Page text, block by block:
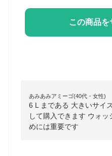
この商品
あみあみアミーゴ(40代・女性)
6 L まである 大きいサイ
して購入できます ウォ
めには重要です